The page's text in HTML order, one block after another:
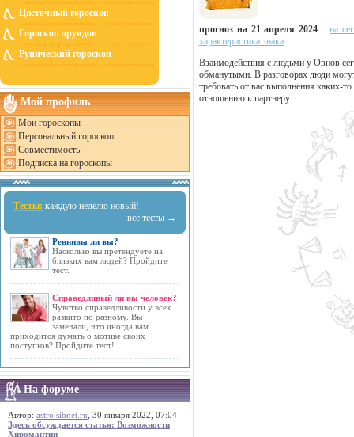
Цветочный гороскоп
Гороскоп друидов
Рунический гороскоп
Мой профиль
Мои гороскопы
Персональный гороскоп
Совместимость
Подписка на гороскопы
Тесты: каждую неделю новый!
все тесты →
Ревнивы ли вы?
Насколько вы претендуете на
близких вам людей? Пройдите
тест.
Справедливый ли вы человек?
Чувство справедливости у всех
развито по разному. Вы
замечали, что иногда вам
приходится думать о мотиве своих
поступков? Пройдите тест!
На форуме
Автор: astro.sibnet.ru , 30 января 2022, 07:04
Здесь обсуждается статья: Возможности
Хиромантии
прогноз на 21 апреля 2024
на
характеристика знака
Взаимодействия с людьми у Овнов
обманутыми. В разговорах люди
требовать от вас выполнения каких-
отношению к партнеру.